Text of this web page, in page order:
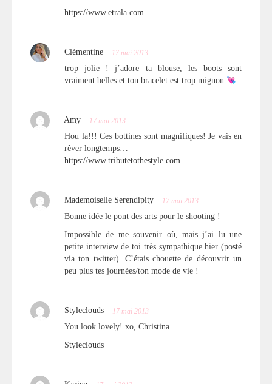
https://www.etrala.com
Clémentine 17 mai 2013
trop jolie ! j’adore ta blouse, les boots sont
vraiment belles et ton bracelet est trop mignon
Amy 17 mai 2013
Hou la!!! Ces bottines sont magnifiques! Je vais en
rêver longtemps…
https://www.tributetothestyle.com
Mademoiselle Serendipity 17 mai 2013
Bonne idée le pont des arts pour le shooting !
Impossible de me souvenir où, mais j’ai lu une
petite interview de toi très sympathique hier (posté
via ton twitter). C’étais chouette de découvrir un
peu plus tes journées/ton mode de vie !
Styleclouds 17 mai 2013
You look lovely! xo, Christina
Styleclouds